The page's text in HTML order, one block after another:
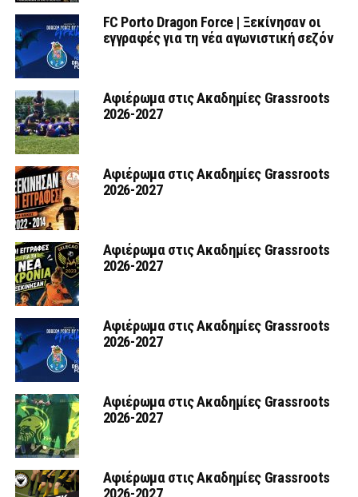
FC Porto Dragon Force | Ξεκίνησαν οι
εγγραφές για τη νέα αγωνιστική σεζόν
Αφιέρωμα στις Ακαδημίες Grassroots
2026-2027
Αφιέρωμα στις Ακαδημίες Grassroots
2026-2027
Αφιέρωμα στις Ακαδημίες Grassroots
2026-2027
Αφιέρωμα στις Ακαδημίες Grassroots
2026-2027
Αφιέρωμα στις Ακαδημίες Grassroots
2026-2027
Αφιέρωμα στις Ακαδημίες Grassroots
2026-2027